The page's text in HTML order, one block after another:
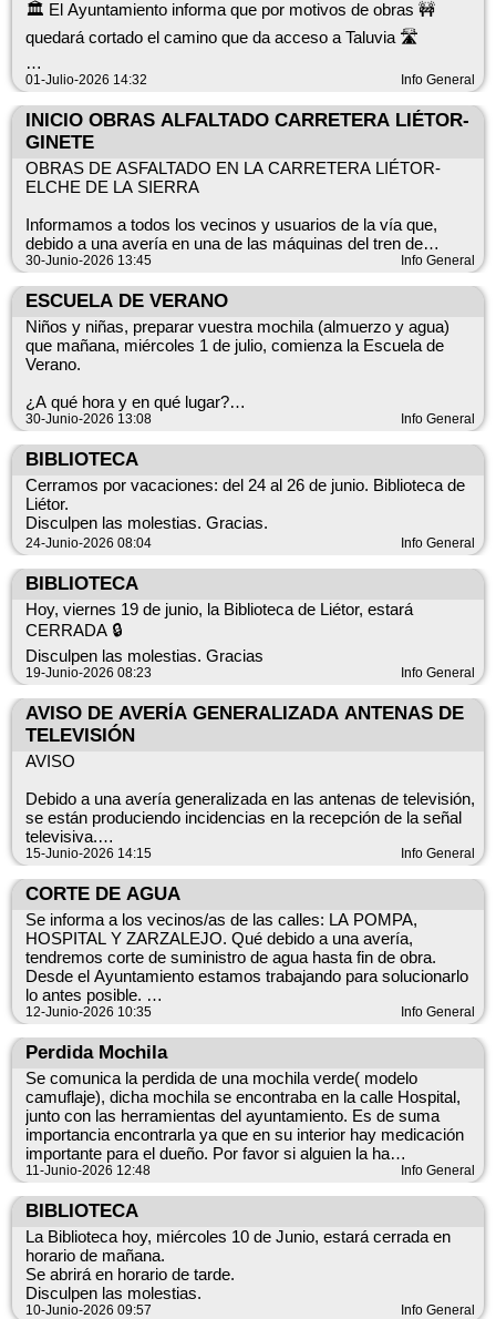
🏛️ El Ayuntamiento informa que por motivos de obras 🚧
quedará cortado el camino que da acceso a Taluvia 🛣️
📅 Fecha: 2 de junio 2026 ⏰ Duración: De 7h a 9h
🙏 Se ruega disculpen las molestias ocasionadas.
01-Julio-2026 14:32 Info General
INICIO OBRAS ALFALTADO CARRETERA LIÉTOR-
GINETE
OBRAS DE ASFALTADO EN LA CARRETERA LIÉTOR-
ELCHE DE LA SIERRA
Informamos a todos los vecinos y usuarios de la vía que,
debido a una avería en una de las máquinas del tren de
asfaltado, se ha modificado la fecha prevista de inicio de las
Nuevo inicio de los trabajos: miércoles 1 de julio
La carretera permanecerá totalmente cortada al tráfico de
miércoles a viernes, en horario de 08:00 a 18:00 horas.
Los fines de semana la circulación estará abierta.
Los trabajos comenzarán en el tramo comprendido desde el
río hasta Liétor y continuarán posteriormente en dirección a El
Ginete.
Duración prevista: 3 semanas, trabajando de lunes a viernes.
ocasionar y agradecemos vuestra comprensión y
colaboración mientras se llevan a cabo estas mejoras.
30-Junio-2026 13:45 Info General
ESCUELA DE VERANO
Niños y niñas, preparar vuestra mochila (almuerzo y agua)
que mañana, miércoles 1 de julio, comienza la Escuela de
Verano.
¿A qué hora y en qué lugar?
10:00h en la Ludoteca (antiguo consultorio médico) en frente
Os esperamos con ganas de pasarlo bien
30-Junio-2026 13:08 Info General
BIBLIOTECA
Cerramos por vacaciones: del 24 al 26 de junio. Biblioteca de
Liétor.
Disculpen las molestias. Gracias.
24-Junio-2026 08:04 Info General
BIBLIOTECA
Hoy, viernes 19 de junio, la Biblioteca de Liétor, estará
CERRADA 🔒
Disculpen las molestias. Gracias
19-Junio-2026 08:23 Info General
AVISO DE AVERÍA GENERALIZADA ANTENAS DE
TELEVISIÓN
AVISO
Debido a una avería generalizada en las antenas de televisión,
se están produciendo incidencias en la recepción de la señal
televisiva.
empresas responsables para comunicar esta avería y
trasladar la incidencia. En estos momentos están trabajando
para solucionar el problema lo antes posible.
Rogamos disculpen las molestias ocasionadas y
agradecemos su comprensión.
Ayuntamiento.
15-Junio-2026 14:15 Info General
CORTE DE AGUA
Se informa a los vecinos/as de las calles: LA POMPA,
HOSPITAL Y ZARZALEJO. Qué debido a una avería,
tendremos corte de suministro de agua hasta fin de obra.
Desde el Ayuntamiento estamos trabajando para solucionarlo
lo antes posible.
Rogamos disculpen las molestias ocasionadas.
12-Junio-2026 10:35 Info General
Perdida Mochila
Se comunica la perdida de una mochila verde( modelo
camuflaje), dicha mochila se encontraba en la calle Hospital,
junto con las herramientas del ayuntamiento. Es de suma
importancia encontrarla ya que en su interior hay medicación
importante para el dueño. Por favor si alguien la ha
encontrado, depositarla en el ayuntamiento. Gracias.
11-Junio-2026 12:48 Info General
BIBLIOTECA
La Biblioteca hoy, miércoles 10 de Junio, estará cerrada en
horario de mañana.
Se abrirá en horario de tarde.
Disculpen las molestias.
10-Junio-2026 09:57 Info General